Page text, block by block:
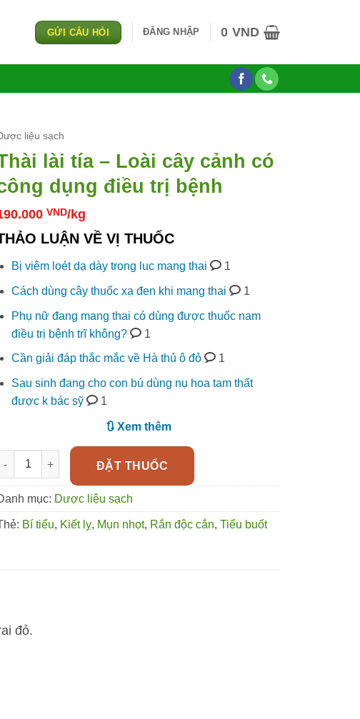
GỬI CÂU HỎI ĐĂNG NHẬP 0 VND
liệu sạch
lài tía – Loài cây cảnh có
dụng điều trị bệnh
VND/kg
LUẬN VỀ VỊ THUỐC
Bị viêm loét dạ dày trong luc mang thai 1
Cách dùng cây thuốc xạ đen khi mang thai 1
Phụ nữ đang mang thai có dùng được thuốc nam
điều trị bệnh trĩ không?
1
Cần giải đáp thắc mắc về Hà thủ ô đỏ 1
Sau sinh đang cho con bú dùng nụ hoa tam thất
được k bác sỹ
1
🔃 Xem thêm
Thài lài tía - Loài cây cảnh có công dụng điều trị bệnh số lượng
ĐẶT THUỐC
mục: Dược liệu sạch
Bí tiểu, Kiết lỵ, Mụn nhọt, Rắn độc cắn, Tiểu buốt
đỏ.